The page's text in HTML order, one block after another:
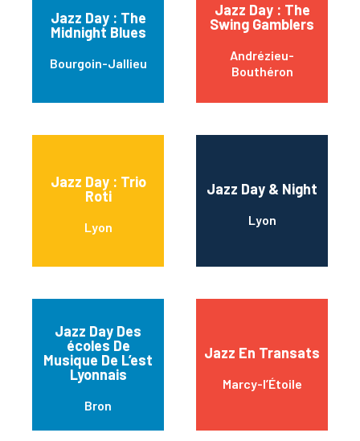
Jazz Day : The
Midnight Blues
Bourgoin-Jallieu
Jazz Day : The
Swing Gamblers
Andrézieu-
Bouthéron
Jazz Day : Trio
Roti
Lyon
Jazz Day & Night
Lyon
Jazz Day Des
écoles De
Musique De L’est
Lyonnais
Bron
Jazz En Transats
Marcy-l’Étoile